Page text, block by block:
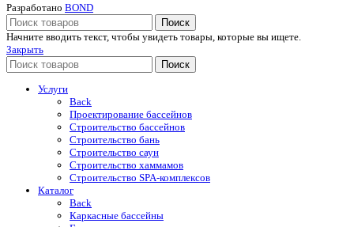
Разработано BOND
Поиск
Начните вводить текст, чтобы увидеть товары, которые вы ищете.
Закрыть
Поиск
Услуги
Back
Проектирование бассейнов
Строительство бассейнов
Строительство бань
Строительство саун
Строительство хаммамов
Строительство SPA-комплексов
Каталог
Back
Каркасные бассейны